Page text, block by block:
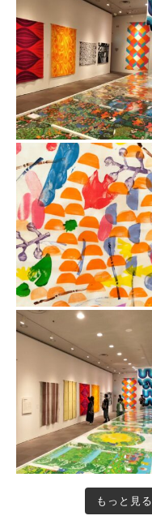
もっと見る